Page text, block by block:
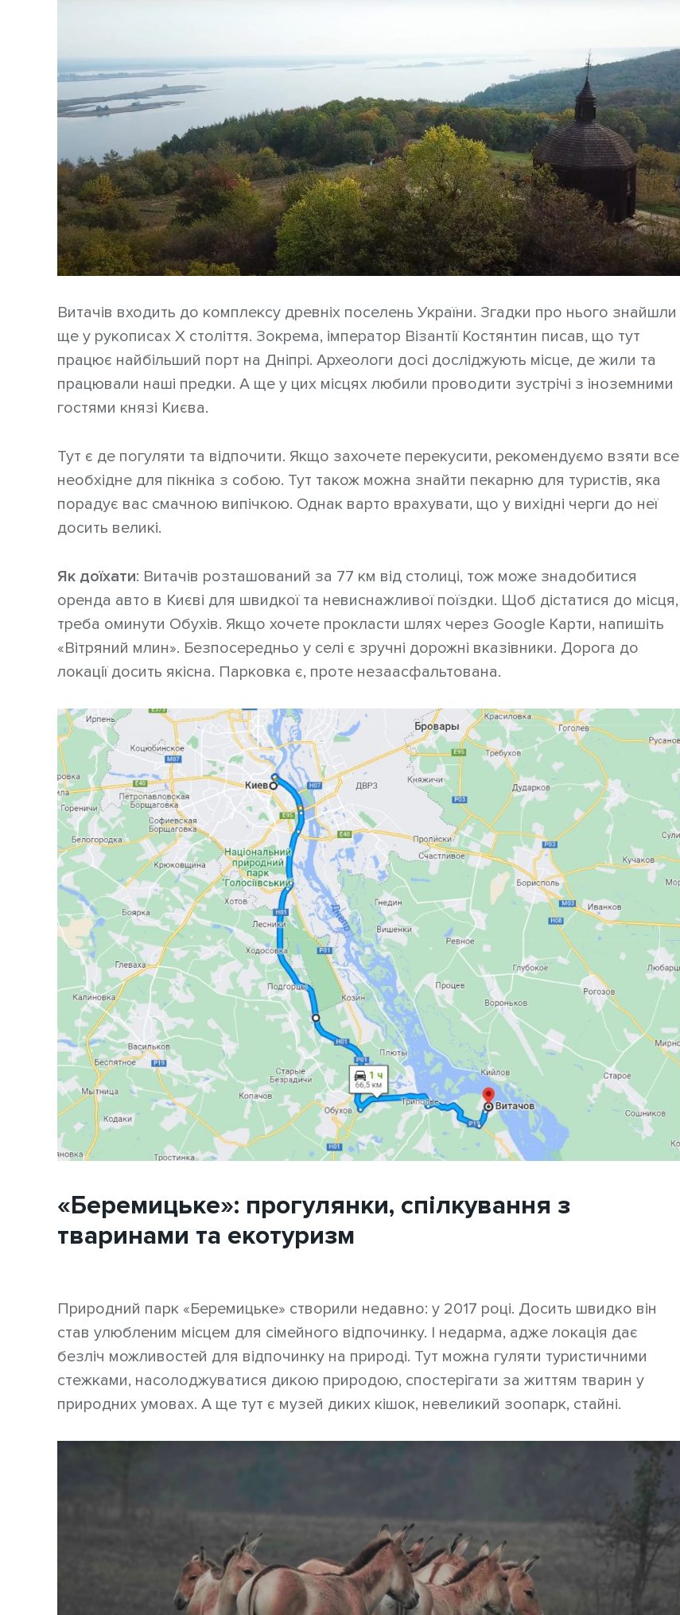
Витачів входить до комплексу древніх поселень України. Згадки про нього знайшли
ще у рукописах Х століття. Зокрема, імператор Візантії Костянтин писав, що тут
працює найбільший порт на Дніпрі. Археологи досі досліджують місце, де жили та
працювали наші предки. А ще у цих місцях любили проводити зустрічі з іноземними
гостями князі Києва.
Тут є де погуляти та відпочити. Якщо захочете перекусити, рекомендуємо взяти все
необхідне для пікніка з собою. Тут також можна знайти пекарню для туристів, яка
порадує вас смачною випічкою. Однак варто врахувати, що у вихідні черги до неї
досить великі.
Як доїхати: Витачів розташований за 77 км від столиці, тож може знадобитися
оренда авто в Києві для швидкої та невиснажливої поїздки. Щоб дістатися до місця,
треба оминути Обухів. Якщо хочете прокласти шлях через Google Карти, напишіть
«Вітряний млин». Безпосередньо у селі є зручні дорожні вказівники. Дорога до
локації досить якісна. Парковка є, проте незаасфальтована.
«Беремицьке»: прогулянки, спілкування з
тваринами та екотуризм
Природний парк «Беремицьке» створили недавно: у 2017 році. Досить швидко він
став улюбленим місцем для сімейного відпочинку. І недарма, адже локація дає
безліч можливостей для відпочинку на природі. Тут можна гуляти туристичними
стежками, насолоджуватися дикою природою, спостерігати за життям тварин у
природних умовах. А ще тут є музей диких кішок, невеликий зоопарк, стайні.